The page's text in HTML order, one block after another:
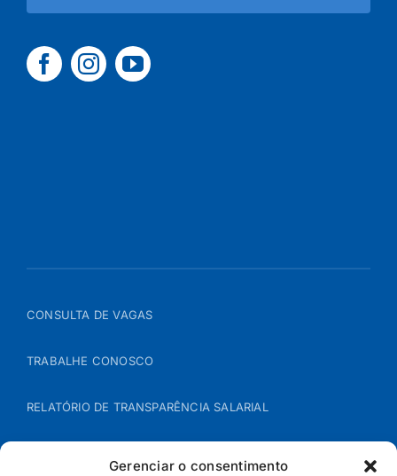
Gerenciar o consentimento
CONSULTA DE VAGAS
TRABALHE CONOSCO
RELATÓRIO DE TRANSPARÊNCIA SALARIAL